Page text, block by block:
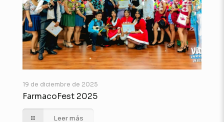
19 de diciembre de 2025
FarmacoFest 2025
Leer más